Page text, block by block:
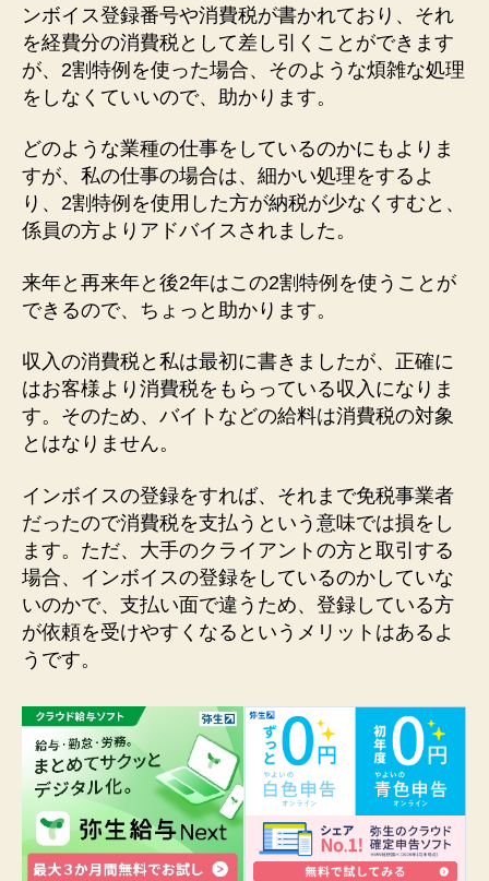
ンボイス登録番号や消費税が書かれており、それ
を経費分の消費税として差し引くことができます
が、2割特例を使った場合、そのような煩雑な処理
をしなくていいので、助かります。
どのような業種の仕事をしているのかにもよりま
すが、私の仕事の場合は、細かい処理をするよ
り、2割特例を使用した方が納税が少なくすむと、
係員の方よりアドバイスされました。
来年と再来年と後2年はこの2割特例を使うことが
できるので、ちょっと助かります。
収入の消費税と私は最初に書きましたが、正確に
はお客様より消費税をもらっている収入になりま
す。そのため、バイトなどの給料は消費税の対象
とはなりません。
インボイスの登録をすれば、それまで免税事業者
だったので消費税を支払うという意味では損をし
ます。ただ、大手のクライアントの方と取引する
場合、インボイスの登録をしているのかしていな
いのかで、支払い面で違うため、登録している方
が依頼を受けやすくなるというメリットはあるよ
うです。